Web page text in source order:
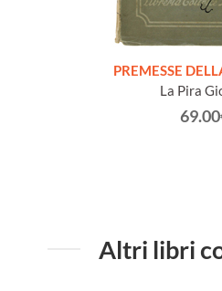
PREMESSE
La Pira
Altri libri